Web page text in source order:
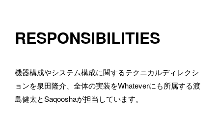
RESPONSIBILITIES
機器構成やシステム構成に関するテクニカルディレクシ
ョンを泉田隆介、全体の実装をWhateverにも所属する渡
島健太とSaqooshaが担当しています。
お仕事のご依頼・取材のご相談など、下記のフォームからお気軽
にお問い合わせください。メールの場合は hello@bassdrum.org か
らご連絡ください。